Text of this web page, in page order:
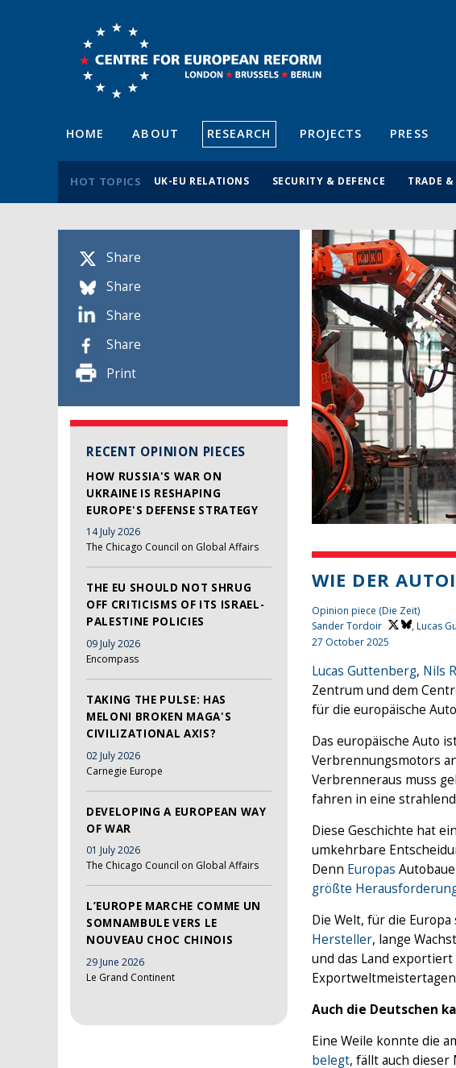
HOME ABOUT RESEARCH PROJECTS PRESS
HOT TOPICS UK-EU RELATIONS SECURITY & DEFENCE TRADE
Share
Share
Share
Share
Print
RECENT OPINION PIECES
HOW RUSSIA'S WAR ON
UKRAINE IS RESHAPING
EUROPE'S DEFENSE STRATEGY
14 July 2026
The Chicago Council on Global Affairs
THE EU SHOULD NOT SHRUG
OFF CRITICISMS OF ITS ISRAEL-
PALESTINE POLICIES
09 July 2026
Encompass
TAKING THE PULSE: HAS
MELONI BROKEN MAGA'S
CIVILIZATIONAL AXIS?
02 July 2026
Carnegie Europe
DEVELOPING A EUROPEAN WAY
OF WAR
01 July 2026
The Chicago Council on Global Affairs
L’EUROPE MARCHE COMME UN
SOMNAMBULE VERS LE
NOUVEAU CHOC CHINOIS
29 June 2026
Le Grand Continent
WIE DER
Opinion piece (Die Zeit)
Sander Tordoir
, Lucas
27 October 2025
Lucas Guttenberg, Nils
Zentrum und dem
für die europäische
Das europäische Auto
Verbrennungsmotors
Verbrenneraus muss
fahren in eine
Diese Geschichte hat
umkehrbare
Denn Europas
größte
Die Welt, für die
Hersteller, lange
und das Land
Auch die Deutschen
Eine Weile konnte die
belegt, fällt auch dieser